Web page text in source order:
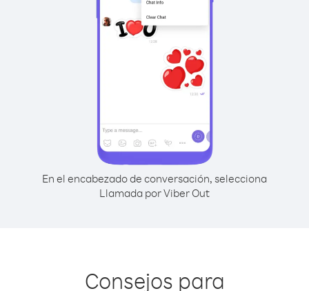
En el encabezado de conversación, selecciona
Llamada por Viber Out
Consejos para